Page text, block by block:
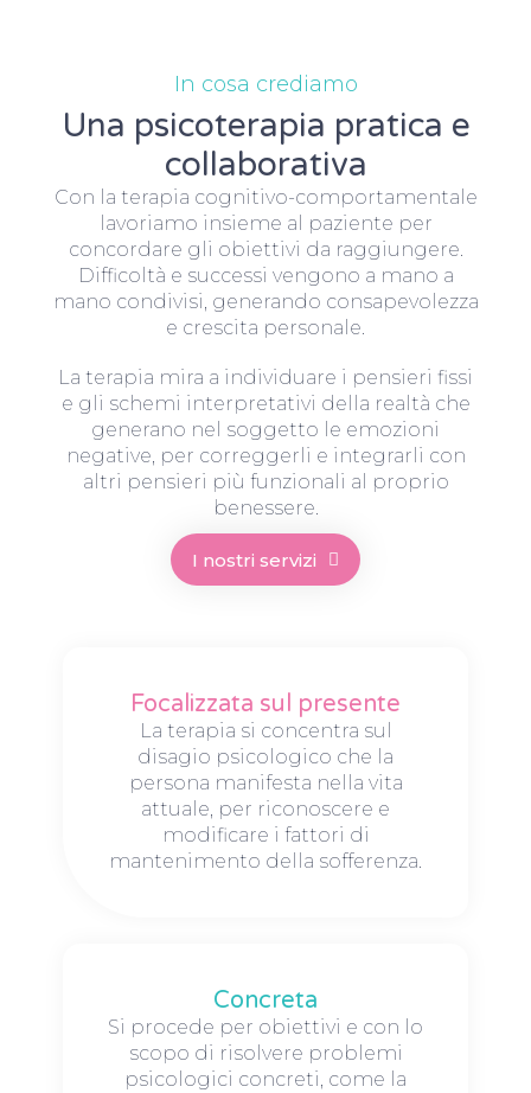
Focalizzata sul presente
La terapia si concentra sul
disagio psicologico che la
persona manifesta nella vita
attuale, per riconoscere e
modificare i fattori di
mantenimento della sofferenza.
Concreta
Si procede per obiettivi e con lo
scopo di risolvere problemi
psicologici concreti, come la
In cosa crediamo
Una psicoterapia pratica e
collaborativa
Con la terapia cognitivo-comportamentale
lavoriamo insieme al paziente per
concordare gli obiettivi da raggiungere.
Difficoltà e successi vengono a mano a
mano condivisi, generando consapevolezza
e crescita personale.
La terapia mira a individuare i pensieri fissi
e gli schemi interpretativi della realtà che
generano nel soggetto le emozioni
negative, per correggerli e integrarli con
altri pensieri più funzionali al proprio
benessere.
I nostri servizi